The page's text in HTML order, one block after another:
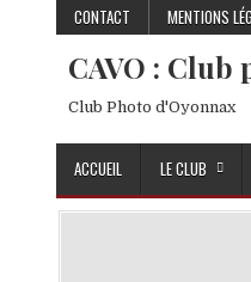
Skip to content
CONTACT MENTIONS
CAVO : Club
Club Photo d'Oyonnax
ACCUEIL LE CLUB